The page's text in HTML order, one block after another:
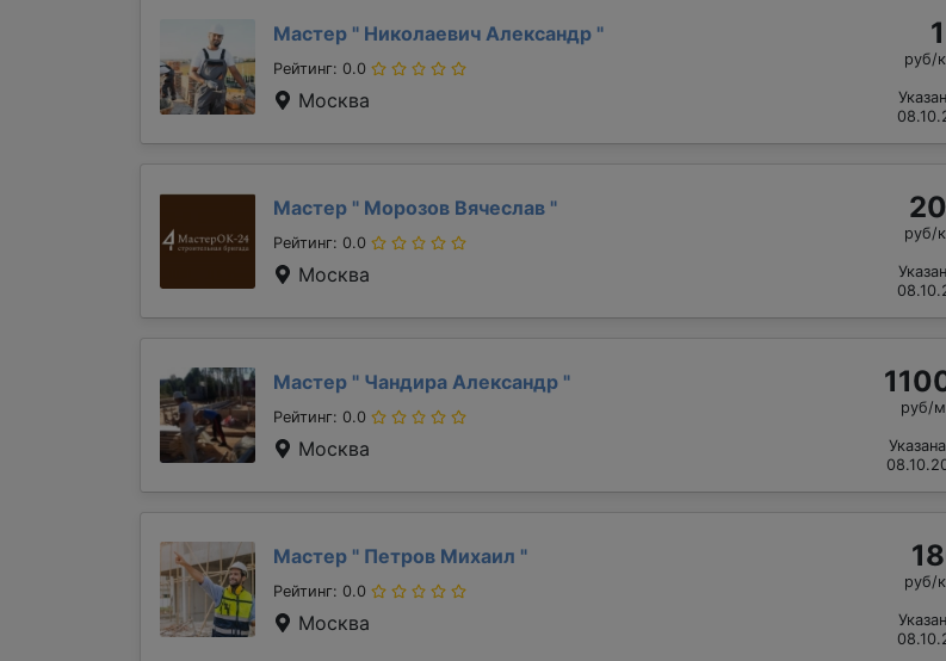
Мастер " Николаевич Александр "
Рейтинг: 0.0
Москва
1
руб/
Мастер " Морозов Вячеслав "
Рейтинг: 0.0
Москва
руб/
Мастер " Чандира Александр "
Рейтинг: 0.0
Москва
руб/
Мастер " Петров Михаил "
Рейтинг: 0.0
Москва
руб/